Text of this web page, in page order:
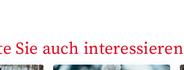
Sie auch interessieren